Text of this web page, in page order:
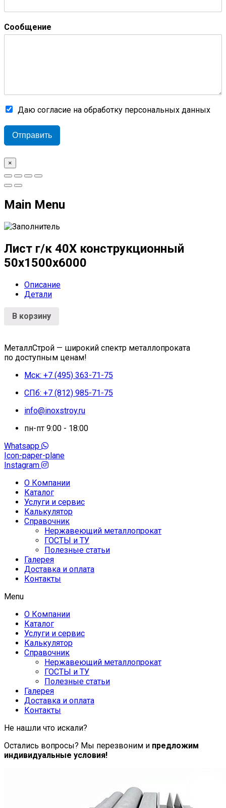
Сообщение
Даю согласие на обработку персональных данных
Отправить
×
Main Menu
Лист г/к 40Х конструкционный
50х1500х6000
Описание
Детали
В корзину
МеталлСтрой — широкий спектр металлопроката
по доступным ценам!
Мск: +7 (495) 363-71-75
СПб: +7 (812) 985-71-75
info@inoxstroy.ru
пн-пт 9:00 - 18:00
Whatsapp
Icon-paper-plane
Instagram
О Компании
Каталог
Услуги и сервис
Калькулятор
Справочник
Нержавеющий металлопрокат
ГОСТЫ и ТУ
Полезные статьи
Галерея
Доставка и оплата
Контакты
Menu
О Компании
Каталог
Услуги и сервис
Калькулятор
Справочник
Нержавеющий металлопрокат
ГОСТЫ и ТУ
Полезные статьи
Галерея
Доставка и оплата
Контакты
Не нашли что искали?
Остались вопросы? Мы перезвоним и предложим
индивидуальные условия!